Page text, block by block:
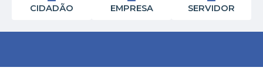
CIDADÃO EMPRESA SERVIDOR